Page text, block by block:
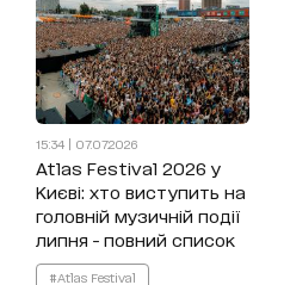
15:34 | 07.07.2026
Atlas Festival 2026 у
Києві: хто виступить на
головній музичній події
липня - повний список
#Atlas Festival